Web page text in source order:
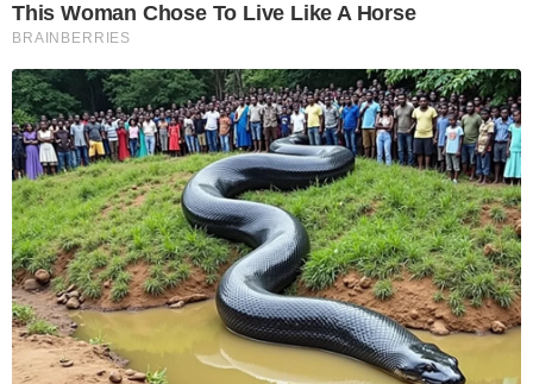
This Woman Chose To Live Like A Horse
BRAINBERRIES